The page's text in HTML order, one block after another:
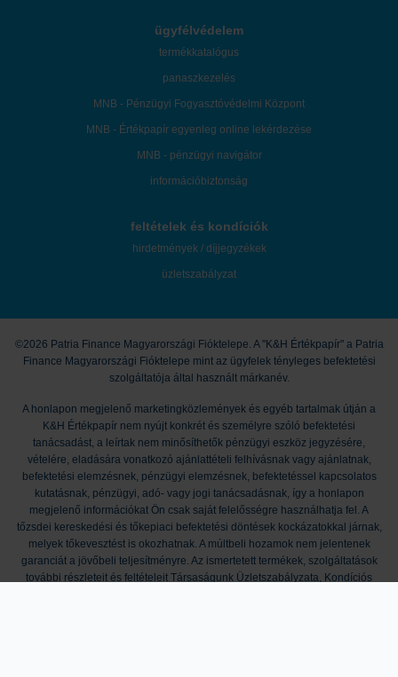
ügyfélvédelem
termékkatalógus
panaszkezelés
MNB - Pénzügyi Fogyasztóvédelmi Központ
MNB - Értékpapír egyenleg online lekérdezése
MNB - pénzügyi navigátor
információbiztonság
feltételek és kondíciók
hirdetmények / díjjegyzékek
üzletszabályzat
©2026 Patria Finance Magyarországi Fióktelepe. A "K&H Értékpapír" a Patria
Finance Magyarországi Fióktelepe mint az ügyfelek tényleges befektetési
szolgáltatója által használt márkanév.
A honlapon megjelenő marketingközlemények és egyéb tartalmak útján a
K&H Értékpapír nem nyújt konkrét és személyre szóló befektetési
tanácsadást, a leírtak nem minősíthetők pénzügyi eszköz jegyzésére,
vételére, eladására vonatkozó ajánlattételi felhívásnak vagy ajánlatnak,
befektetési elemzésnek, pénzügyi elemzésnek, befektetéssel kapcsolatos
kutatásnak, pénzügyi, adó- vagy jogi tanácsadásnak, így a honlapon
megjelenő információkat Ön csak saját felelősségre használhatja fel. A
tőzsdei kereskedési és tőkepiaci befektetési döntések kockázatokkal járnak,
melyek tőkevesztést is okozhatnak. A múltbeli hozamok nem jelentenek
garanciát a jövőbeli teljesítményre. Az ismertetett termékek, szolgáltatások
további részleteit és feltételeit Társaságunk Üzletszabályzata, Kondíciós